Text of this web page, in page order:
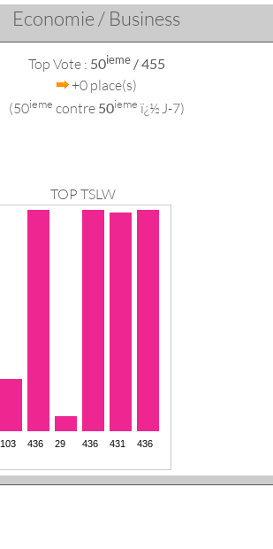
Economie / Business
Top Vote : 50ieme/ 455
+0 place(s)
(50ieme contre 50ieme ï¿½ J-7)
TOP TSLW